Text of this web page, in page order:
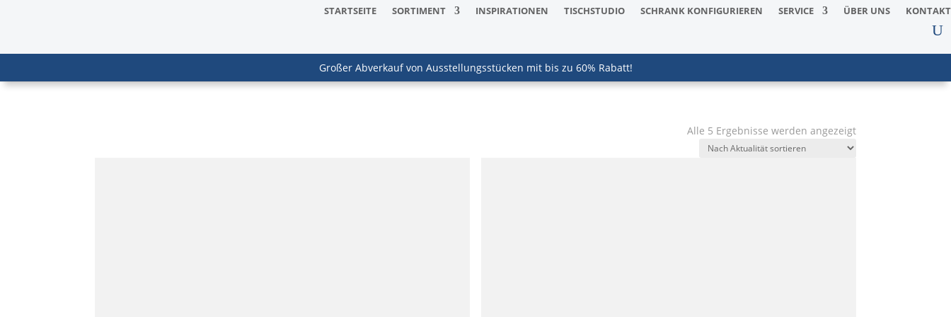
STARTSEITE SORTIMENT INSPIRATIONEN TISCHSTUDIO SCHRANK KONFIGURIEREN SERVICE ÜBER UNS KONTAKT
Großer Abverkauf von Ausstellungsstücken mit bis zu 60% Rabatt!
Alle 5 Ergebnisse werden angezeigtNach